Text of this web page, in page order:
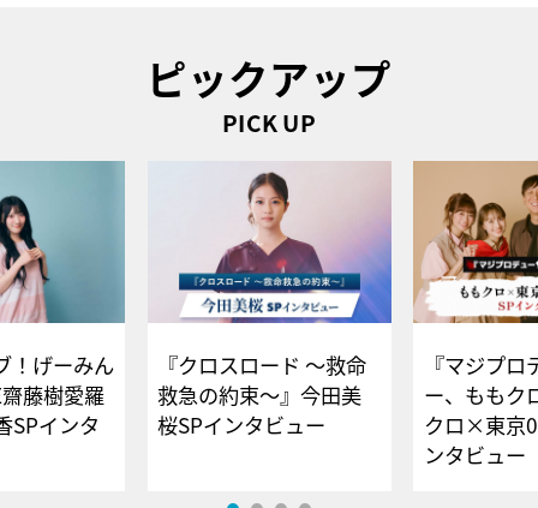
ピックアップ
PICK UP
！げーみん
藤樹愛羅
SPインタ
『クロスロード ～救命
救急の約束～』今田美
桜SPインタビュー
『マジプロ
ー、ももク
クロ×東京
ンタビュー